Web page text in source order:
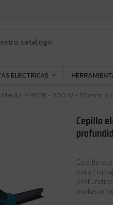
ELECTRICAS
M1901B - 500 W - 82 mm,
Cepillo
Cepillo
para